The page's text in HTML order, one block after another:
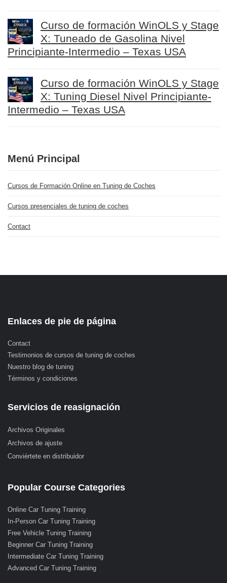
Curso de formación WinOLS y Stage
X: Tuneado de Gasolina Nivel
Principiante-Intermedio – Texas USA
Curso de formación WinOLS y Stage
X: Tuning Diesel Nivel Principiante-
Intermedio – Texas USA
Menú Principal
Cursos de Formación Online en Tuning de Coches
Cursos presenciales de tuning de coches
Contact
Enlaces de pie de página
Contact
Testimonios de cursos de tuning de coches
Nuestro blog de tuning
Términos y condiciones
Servicios de reasignación
Archivos Originales
Archivos de ajuste
Conviértete en distribuidor
Popular Course Categories
Online Car Tuning Training
In-Person Car Tuning Training
Free Vehicle Tuning Training
Beginner Car Tuning Training
Intermediate Car Tuning Training
Advanced Car Tuning Training